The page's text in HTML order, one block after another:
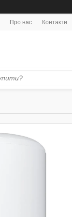
Про нас Контакти